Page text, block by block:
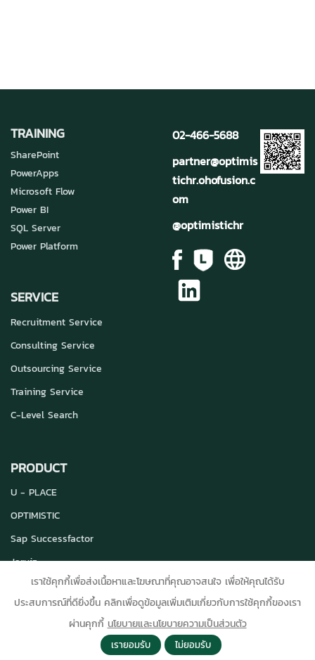
เราใช้คุกกี้เพื่อส่งเนื้อหาและโฆษณาที่คุณอาจสนใจ เพื่อให้คุณได้รับ
ประสบการณ์ที่ดียิ่งขึ้น คลิกเพื่อดูข้อมูลเพิ่มเติมเกี่ยวกับการใช้คุกกี้ของเรา
ผ่านคุกกี้ นโยบายและนโยบายความเป็นส่วนตัว
เรายอมรับ ไม่ยอมรับ
TRAINING
SharePoint
PowerApps
Microsoft Flow
Power BI
SQL Server
Power Platform
SERVICE
Recruitment Service
Consulting Service
Outsourcing Service
Training Service
C-Level Search
PRODUCT
U - PLACE
OPTIMISTIC
Sap Successfactor
Jarviz
02-466-5688
partner@optimis
tichr.ohofusion.c
om
@optimistichr
Copyright © 2023 Optimistic HR Co.,Ltd All Right Reserved